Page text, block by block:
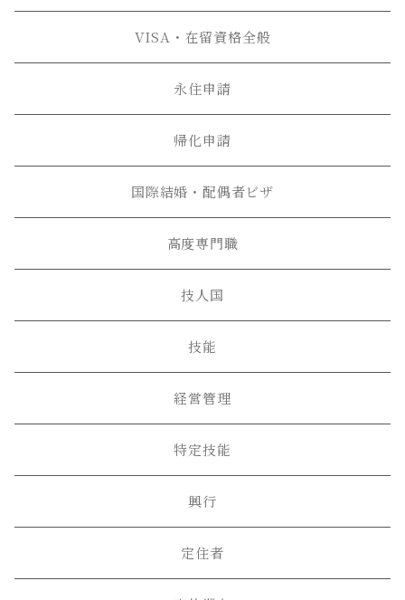
VISA・在留資格全般
永住申請
帰化申請
国際結婚・配偶者ビザ
高度専門職
技人国
技能
経営管理
特定技能
興行
定住者